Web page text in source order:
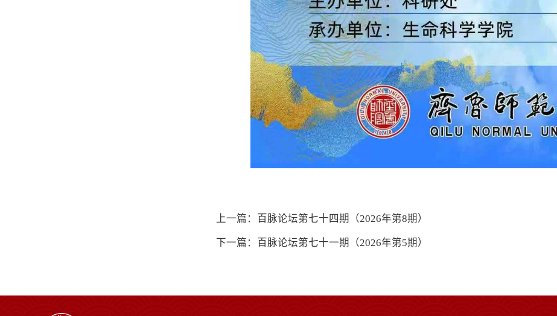
上一篇：百脉论坛第七十四期（2026年第8期）
下一篇：百脉论坛第七十一期（2026年第5期）